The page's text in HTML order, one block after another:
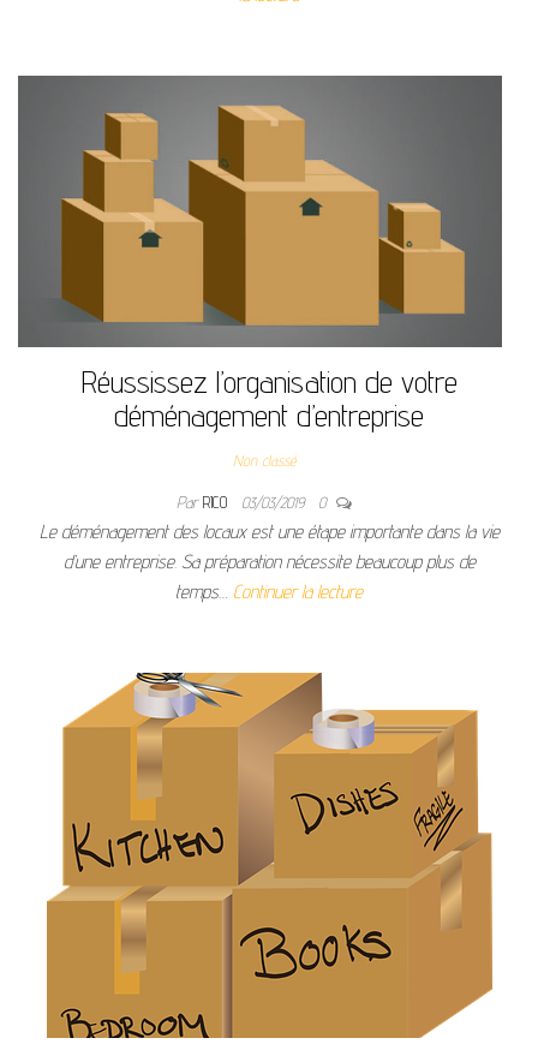
Réussissez l’organisation de votre
déménagement d’entreprise
Non classé
ParRICO 03/03/2019 0
Le déménagement des locaux est une étape importante dans la vie
d’une entreprise. Sa préparation nécessite beaucoup plus de
temps… Continuer la lecture